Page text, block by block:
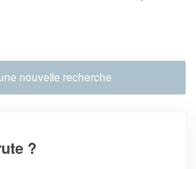
nouvelle recherche
?